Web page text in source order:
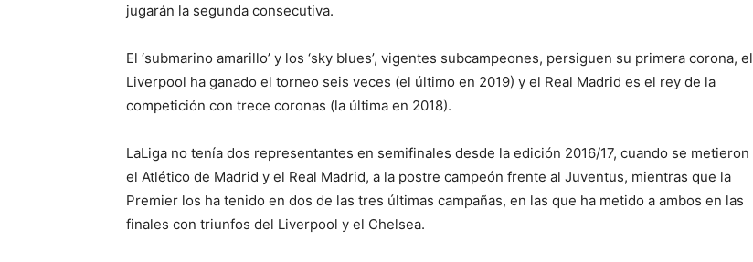
jugarán la segunda consecutiva.
El ‘submarino amarillo’ y los ‘sky blues’, vigentes subcampeones, persiguen su primera corona, el
Liverpool ha ganado el torneo seis veces (el último en 2019) y el Real Madrid es el rey de la
competición con trece coronas (la última en 2018).
LaLiga no tenía dos representantes en semifinales desde la edición 2016/17, cuando se metieron
el Atlético de Madrid y el Real Madrid, a la postre campeón frente al Juventus, mientras que la
Premier los ha tenido en dos de las tres últimas campañas, en las que ha metido a ambos en las
finales con triunfos del Liverpool y el Chelsea.